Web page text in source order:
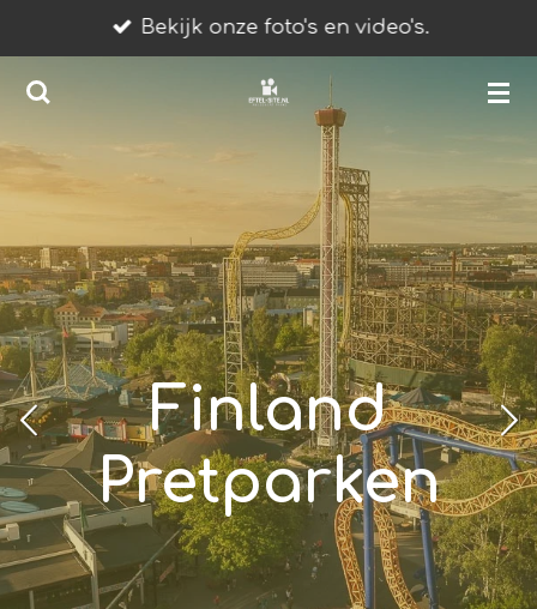
direct
naar
hoofdinhoud
Bekijk onze foto's en video's.
Finland
Pretparken